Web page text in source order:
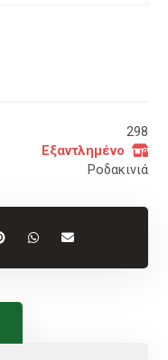
298
Εξαντλημένο
Ροδακινιά